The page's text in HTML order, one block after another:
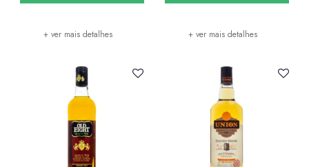
+ ver mais detalhes + ver mais detalhes